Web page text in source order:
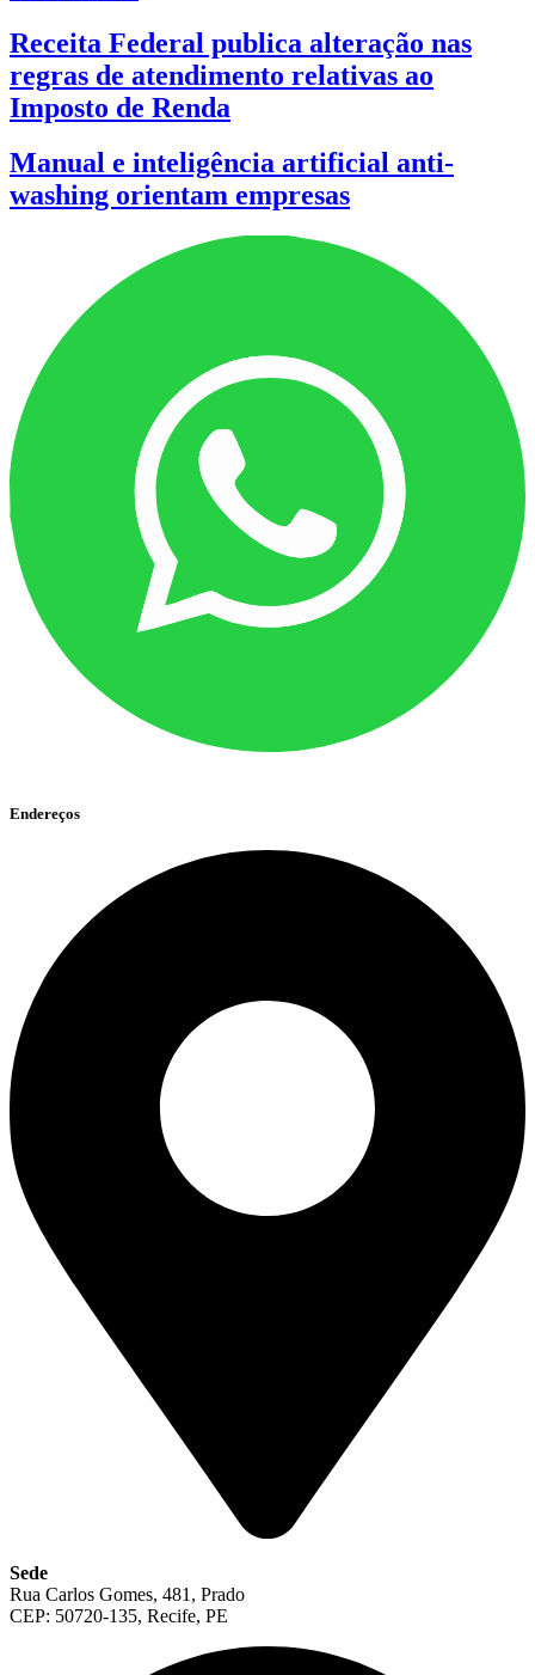
Receita Federal publica alteração nas
regras de atendimento relativas ao
Imposto de Renda
Manual e inteligência artificial anti-
washing orientam empresas
Endereços
Sede
Rua Carlos Gomes, 481, Prado
CEP: 50720-135, Recife, PE